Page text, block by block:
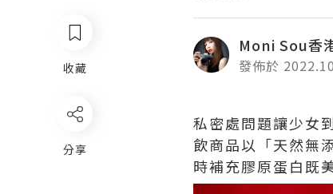
收藏
分享
Moni Sou香
發佈於
私密處問題讓少女
飲商品以「天然無
時補充膠原蛋白既